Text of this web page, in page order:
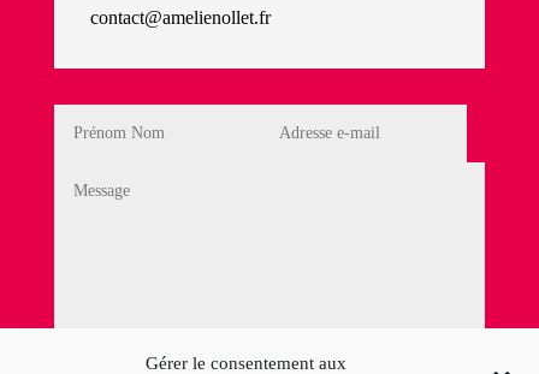
Gérer le consentement aux
contact@amelienollet.fr
Politique de Confidentialité